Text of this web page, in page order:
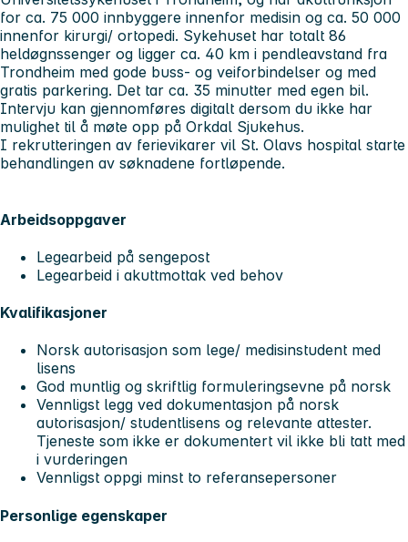
for ca. 75 000 innbyggere innenfor medisin og ca. 50 000
innenfor kirurgi/ ortopedi. Sykehuset har totalt 86
heldøgnssenger og ligger ca. 40 km i pendleavstand fra
Trondheim med gode buss- og veiforbindelser og med
gratis parkering. Det tar ca. 35 minutter med egen bil.
Intervju kan gjennomføres digitalt dersom du ikke har
mulighet til å møte opp på Orkdal Sjukehus.
I rekrutteringen av ferievikarer vil St. Olavs hospital starte
behandlingen av søknadene fortløpende.
Arbeidsoppgaver
Legearbeid på sengepost
Legearbeid i akuttmottak ved behov
Kvalifikasjoner
Norsk autorisasjon som lege/ medisinstudent med
lisens
God muntlig og skriftlig formuleringsevne på norsk
Vennligst legg ved dokumentasjon på norsk
autorisasjon/ studentlisens og relevante attester.
Tjeneste som ikke er dokumentert vil ikke bli tatt med
i vurderingen
Vennligst oppgi minst to referansepersoner
Personlige egenskaper